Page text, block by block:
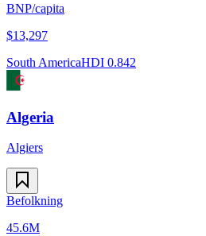
BNP/capita
$13,297
South AmericaHDI 0.842
Algeria
Algiers
Befolkning
45.6M